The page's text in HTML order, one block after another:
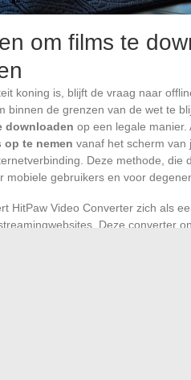
om films te
koning is, blijft de vraag naar
binnen de grenzen van de wet te
downloaden op een legale manier.
op te nemen vanaf het scherm van
Deze methode, die
mobiele gebruikers en voor
HitPaw Video Converter zich als
Deze converter